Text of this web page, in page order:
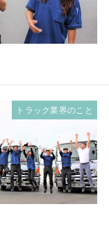
トラック業界のこと